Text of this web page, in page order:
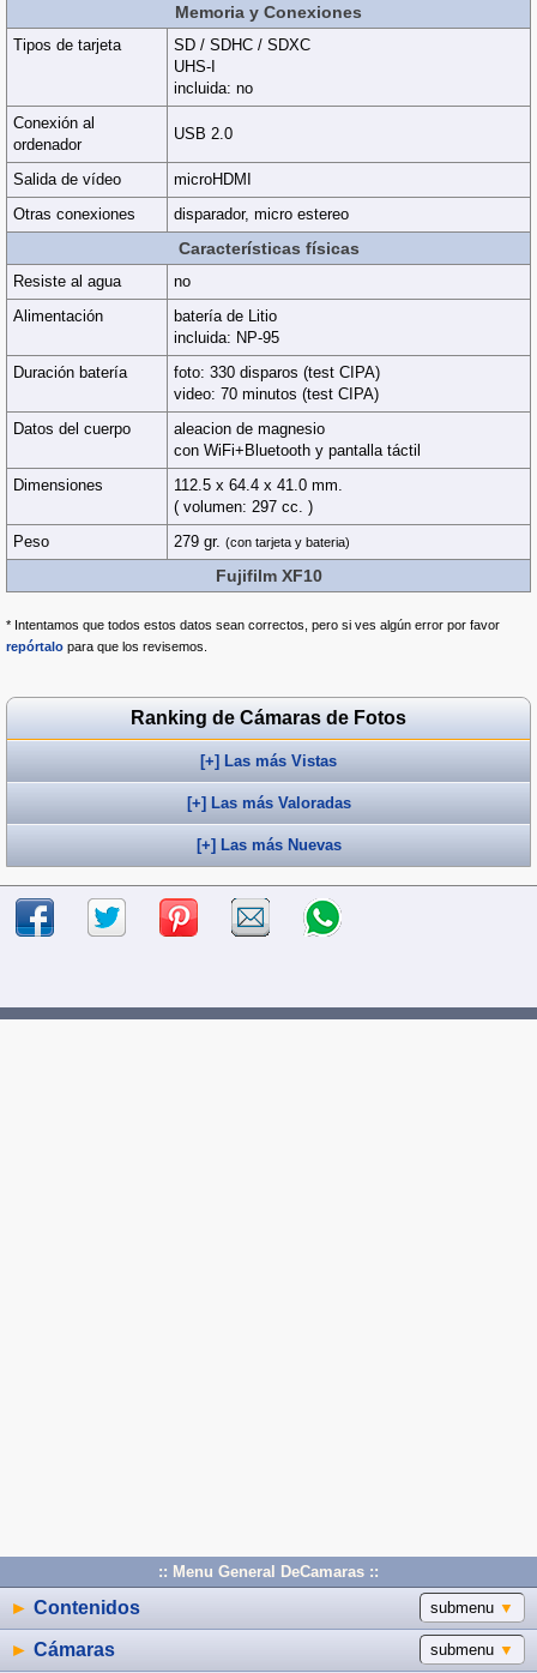
Memoria y Conexiones
Tipos de tarjeta
SD / SDHC / SDXC
UHS-I
incluida: no
Conexión al
ordenador
USB 2.0
Salida de vídeo
microHDMI
Otras conexiones
disparador, micro estereo
Características físicas
Resiste al agua
no
Alimentación
batería de Litio
incluida: NP-95
Duración batería
foto: 330 disparos (test CIPA)
video: 70 minutos (test CIPA)
Datos del cuerpo
aleacion de magnesio
con WiFi+Bluetooth y pantalla táctil
Dimensiones
112.5 x 64.4 x 41.0 mm.
( volumen: 297 cc. )
Peso
279 gr. (con tarjeta y bateria)
Fujifilm XF10
* Intentamos que todos estos datos sean correctos, pero si ves algún error por favor
repórtalo para que los revisemos.
Ranking de Cámaras de Fotos
[+] Las más Vistas
[+] Las más Valoradas
[+] Las más Nuevas
:: Menu General DeCamaras ::
submenu ▼
► Contenidos
submenu ▼
► Cámaras